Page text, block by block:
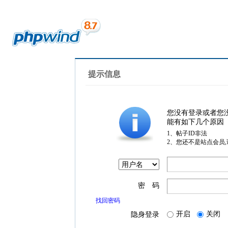
提示信息
您没有登录或者您
能有如下几个原因
1、帖子ID非法
2、您还不是站点会员
密 码
找回密码
隐身登录 开启 关闭